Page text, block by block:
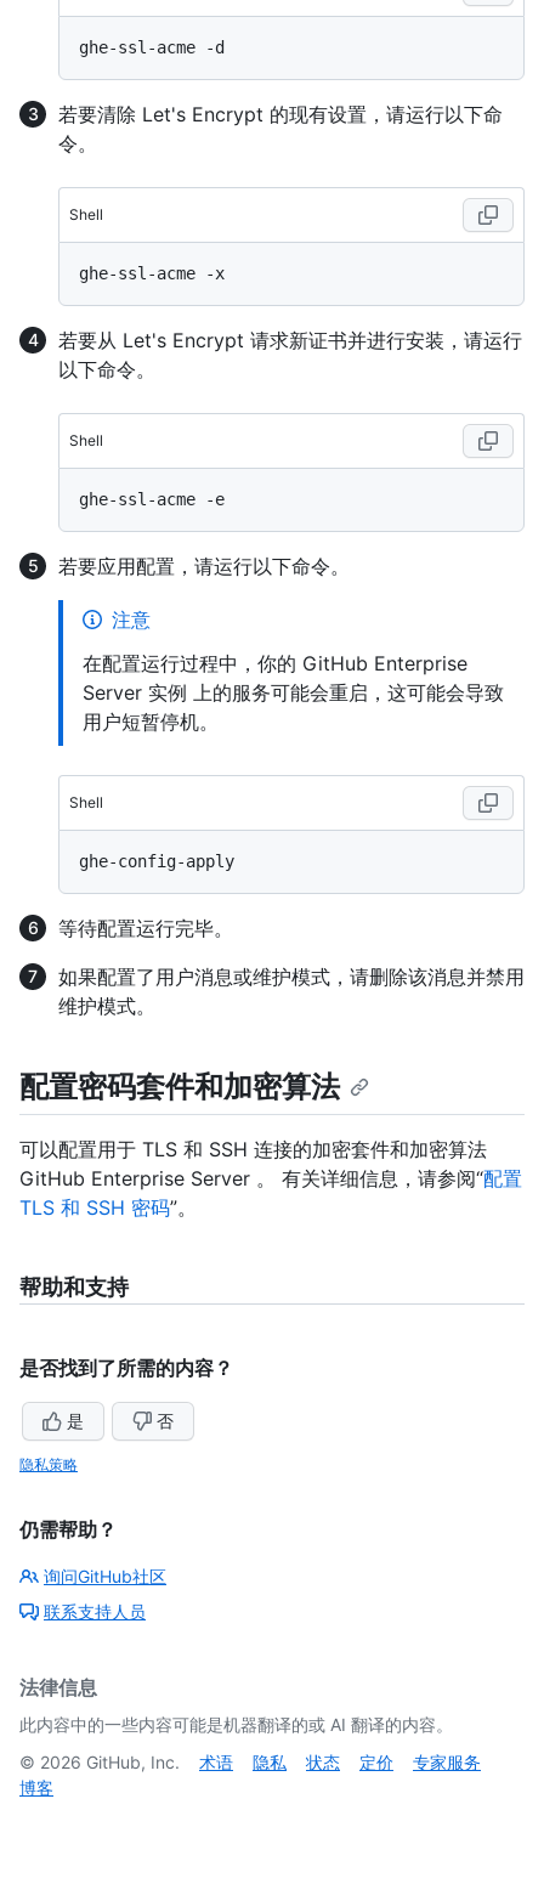
若要清除 Let's Encrypt 的现有设置，请运行以下命
令。
Shell
若要从 Let's Encrypt 请求新证书并进行安装，请运行
以下命令。
Shell
若要应用配置，请运行以下命令。
注意
在配置运行过程中，你的 GitHub Enterprise
Server 实例 上的服务可能会重启，这可能会导致
用户短暂停机。
Shell
等待配置运行完毕。
如果配置了用户消息或维护模式，请删除该消息并禁用
维护模式。
配置密码套件和加密算法
可以配置用于 TLS 和 SSH 连接的加密套件和加密算法
GitHub Enterprise Server 。 有关详细信息，请参阅“配置
TLS 和 SSH 密码”。
帮助和支持
是否找到了所需的内容？
是 否
隐私策略
仍需帮助？
询问GitHub社区
联系支持人员
法律信息
此内容中的一些内容可能是机器翻译的或 AI 翻译的内容。
© 2026 GitHub, Inc. 术语 隐私 状态 定价
专家服务
博客